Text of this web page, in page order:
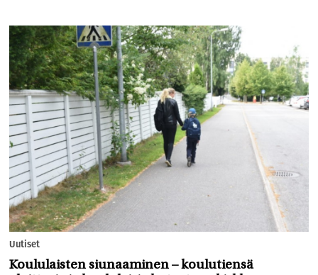
Uutiset
Koululaisten siunaaminen – koulutiensä